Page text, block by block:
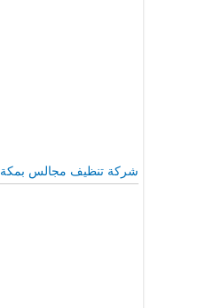
شركة تنظيف مجالس بمكة